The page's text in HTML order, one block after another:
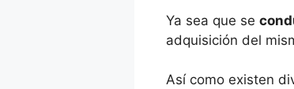
Ya sea que se
adquisición del
Así como existen